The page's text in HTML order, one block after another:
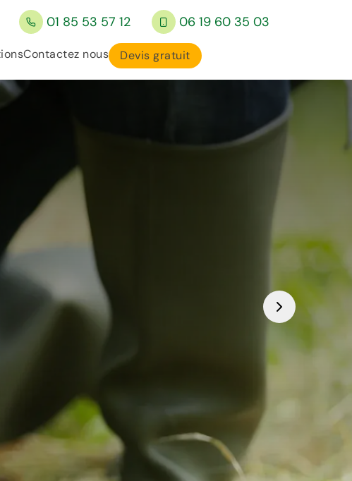
01 85 53 57 12 06 19 60 35 03
Contactez nous Devis gratuit